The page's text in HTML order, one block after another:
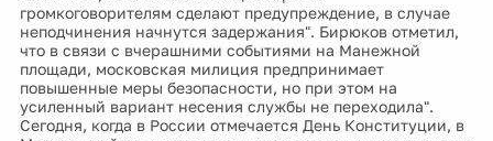
громкоговорителям сделают предупреждение, в случае
неподчинения начнутся задержания". Бирюков отметил,
что в связи с вчерашними событиями на Манежной
площади, московская милиция предпринимает
повышенные меры безопасности, но при этом на
усиленный вариант несения службы не переходила".
Сегодня, когда в России отмечается День Конституции, в